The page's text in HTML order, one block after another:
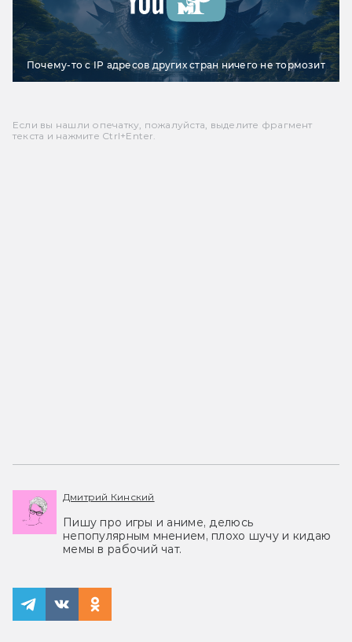
Почему-то с IP адресов других стран ничего не тормозит
Если вы нашли опечатку, пожалуйста, выделите фрагмент
текста и нажмите Ctrl+Enter.
Дмитрий Кинский
Пишу про игры и аниме, делюсь
непопулярным мнением, плохо шучу и кидаю
мемы в рабочий чат.